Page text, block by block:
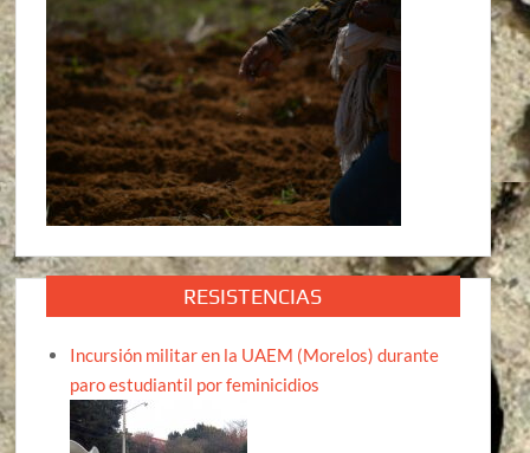
RESISTENCIAS
Incursión militar en la UAEM (Morelos) durante
paro estudiantil por feminicidios